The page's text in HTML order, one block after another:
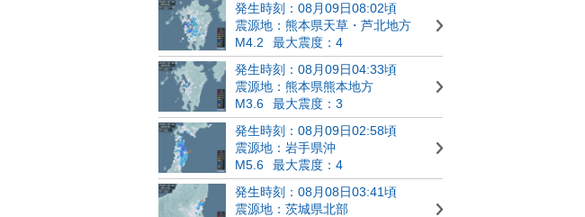
発生時刻：08月09日08:02頃
震源地：熊本県天草・芦北地方
M4.2
最大震度：4
発生時刻：08月09日04:33頃
震源地：熊本県熊本地方
M3.6
最大震度：3
発生時刻：08月09日02:58頃
震源地：岩手県沖
M5.6
最大震度：4
発生時刻：08月08日03:41頃
震源地：茨城県北部